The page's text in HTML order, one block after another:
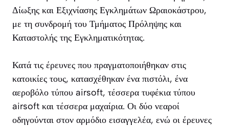
Δίωξης και Εξιχνίασης Εγκλημάτων Ωραιοκάστρου,
με τη συνδρομή του Τμήματος Πρόληψης και
Καταστολής της Εγκληματικότητας.
Κατά τις έρευνες που πραγματοποιήθηκαν στις
κατοικίες τους, κατασχέθηκαν ένα πιστόλι, ένα
αεροβόλο τύπου airsoft, τέσσερα τυφέκια τύπου
airsoft και τέσσερα μαχαίρια. Οι δύο νεαροί
οδηγούνται στον αρμόδιο εισαγγελέα, ενώ οι έρευνες